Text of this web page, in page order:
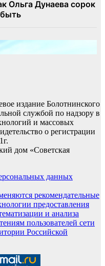
издание Болотнинского
службой по надзору в
и массовых
о регистрации
дом «Советская
данных
рекомендательные
предоставления
и анализа
пользователей сети
Российской